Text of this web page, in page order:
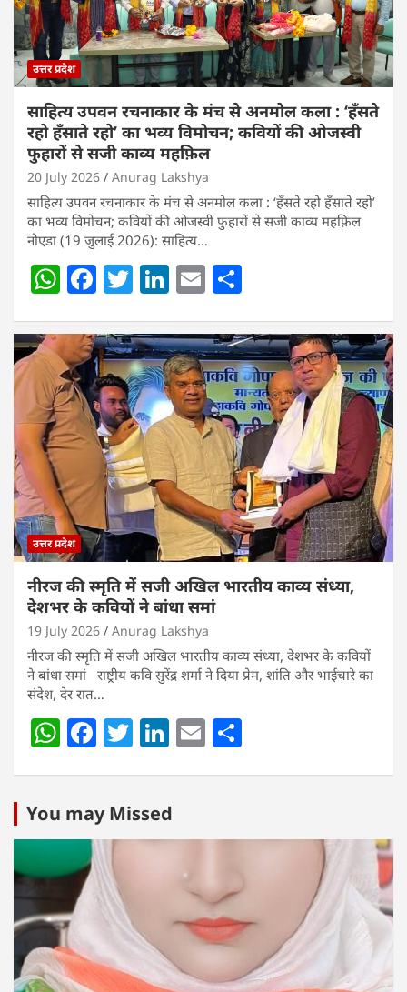
उत्तर प्रदेश
साहित्य उपवन रचनाकार के मंच से अनमोल कला : ‘हॅंसते
रहो हॅंसाते रहो’ का भव्य विमोचन; कवियों की ओजस्वी
फुहारों से सजी काव्य महफ़िल
20 July 2026 Anurag Lakshya
साहित्य उपवन रचनाकार के मंच से अनमोल कला : ‘हॅंसते रहो हॅंसाते रहो’
का भव्य विमोचन; कवियों की ओजस्वी फुहारों से सजी काव्य महफ़िल
नोएडा (19 जुलाई 2026): साहित्य…
W
at
s
A
p
p
F
c
e
b
o
o
k
T
itt
er
Li
k
e
dI
n
E
ai
l
ar
e
उत्तर प्रदेश
नीरज की स्मृति में सजी अखिल भारतीय काव्य संध्या,
देशभर के कवियों ने बांधा समां
19 July 2026 Anurag Lakshya
नीरज की स्मृति में सजी अखिल भारतीय काव्य संध्या, देशभर के कवियों
ने बांधा समां राष्ट्रीय कवि सुरेंद्र शर्मा ने दिया प्रेम, शांति और भाईचारे का
संदेश, देर रात…
W
s
A
p
p
F
e
b
o
o
k
T
er
Li
e
dI
n
E
You may Missed